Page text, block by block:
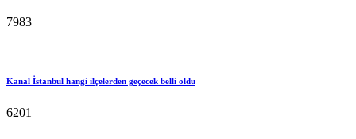
7983
Kanal İstanbul hangi ilçelerden geçecek belli oldu
6201